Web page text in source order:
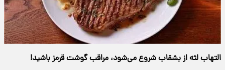
التهاب لثه از بشقاب شروع می‌شود، مراقب گوشت قرمز باشید!